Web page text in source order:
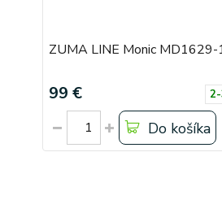
ZUMA LINE Monic MD1629-
99 €
Do košíka